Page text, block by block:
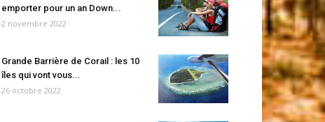
emporter pour un an Down...
2 novembre 2022
Grande Barrière de Corail : les 10
îles qui vont vous...
26 octobre 2022